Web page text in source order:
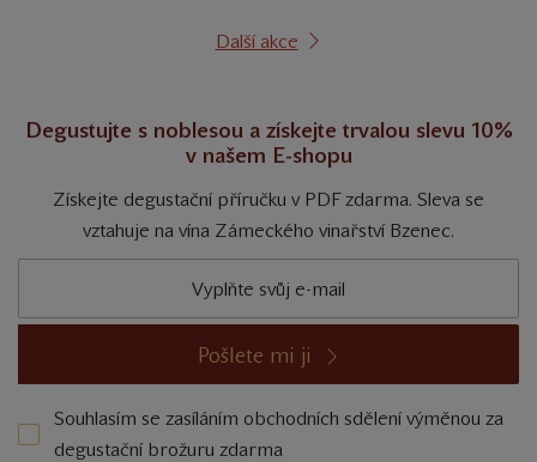
Další akce
Degustujte s noblesou a získejte trvalou slevu 10%
v našem E-shopu
Získejte degustační příručku v PDF zdarma. Sleva se
vztahuje na vína Zámeckého vinařství Bzenec.
Pošlete mi ji
Souhlasím se zasíláním obchodních sdělení výměnou za
degustační brožuru zdarma